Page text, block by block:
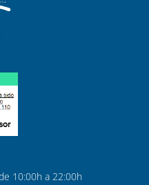
10:00h a 22:00h